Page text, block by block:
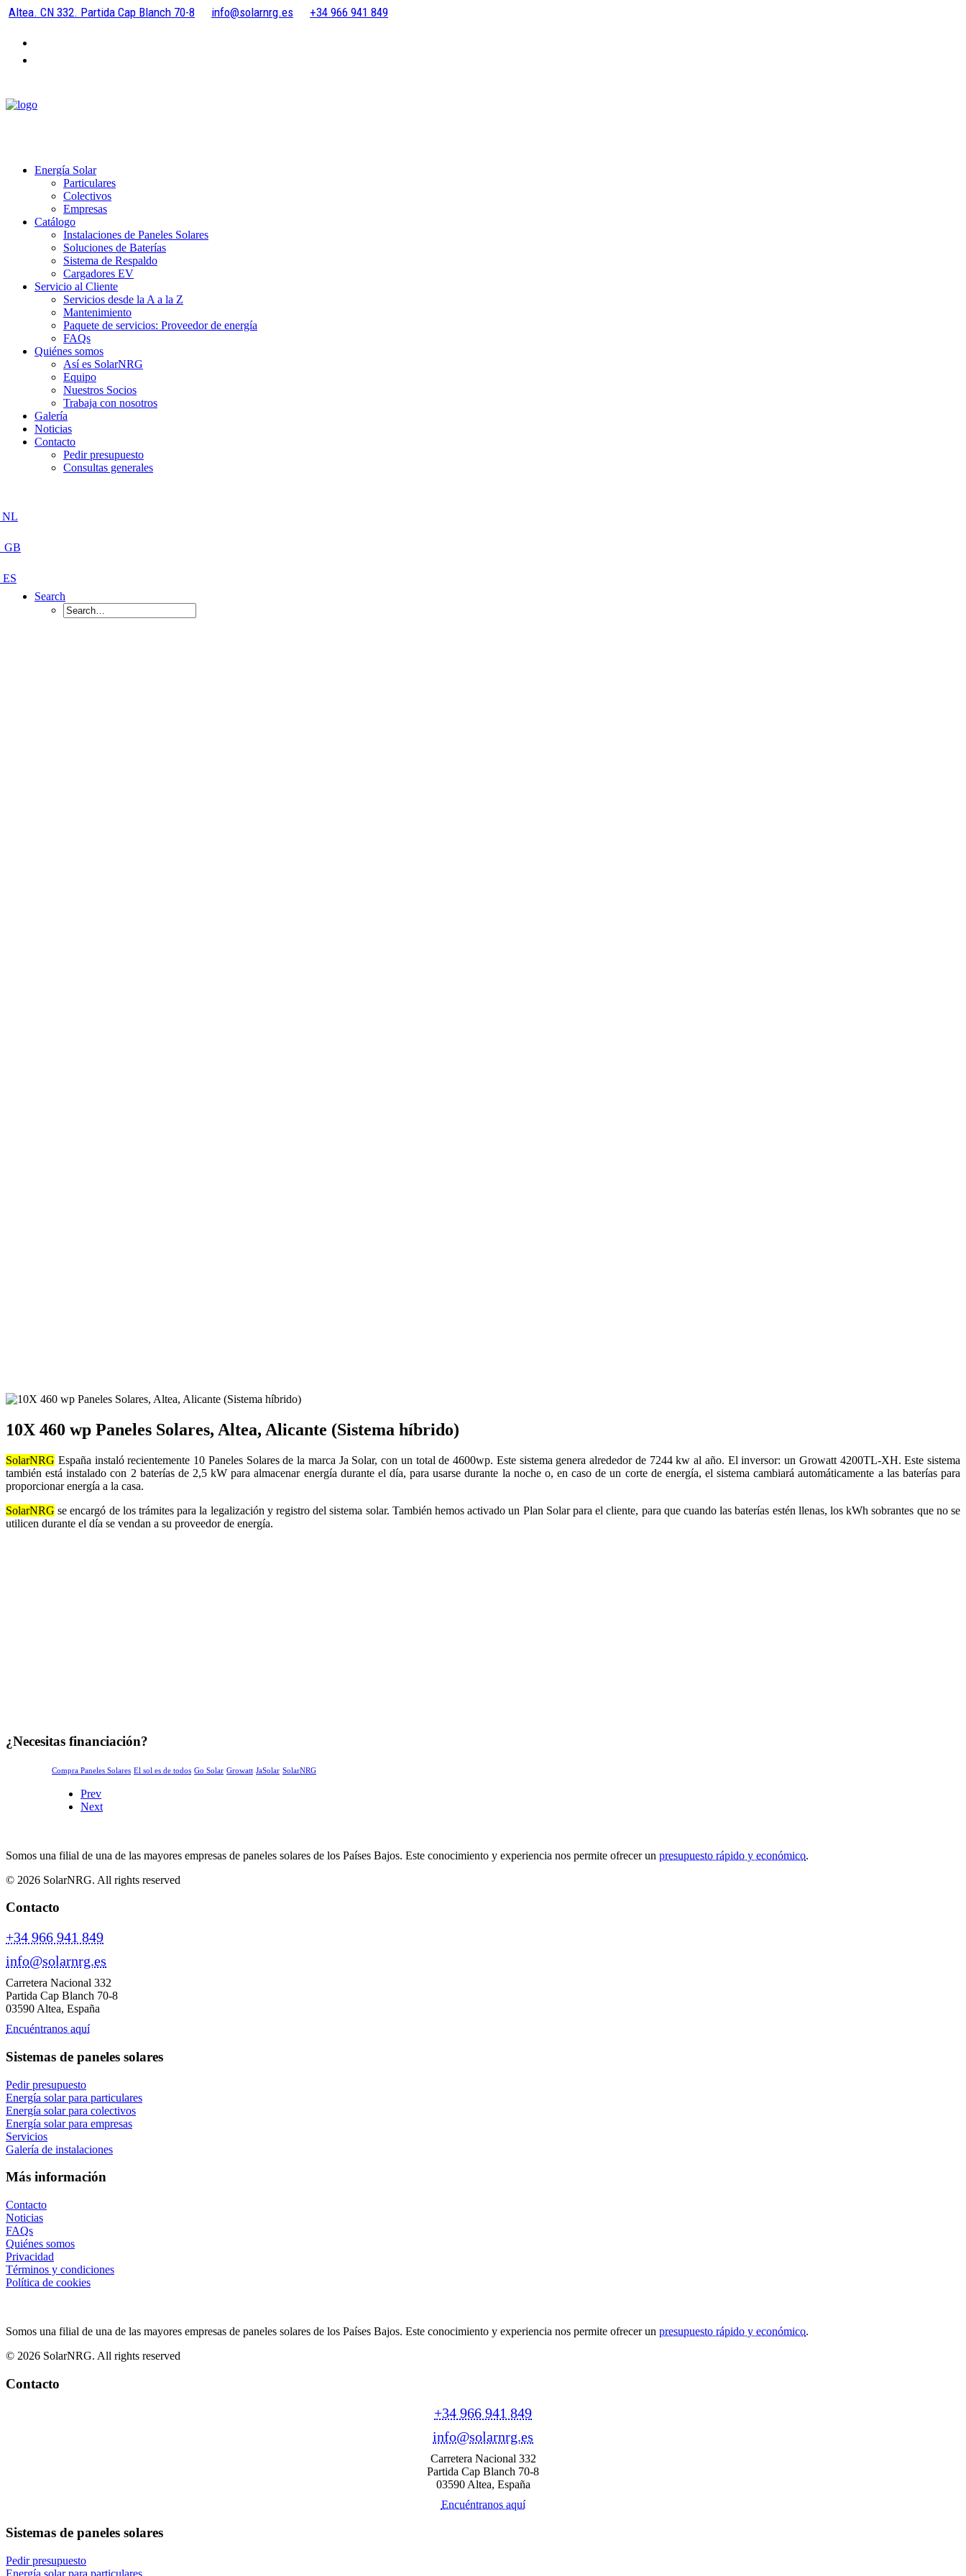
Altea. CN 332. Partida Cap Blanch 70-8 info@solarnrg.es +34 966 941 849
Energía Solar
Particulares
Colectivos
Empresas
Catálogo
Instalaciones de Paneles Solares
Soluciones de Baterías
Sistema de Respaldo
Cargadores EV
Servicio al Cliente
Servicios desde la A a la Z
Mantenimiento
Paquete de servicios: Proveedor de energía
FAQs
Quiénes somos
Así es SolarNRG
Equipo
Nuestros Socios
Trabaja con nosotros
Galería
Noticias
Contacto
Pedir presupuesto
Consultas generales
Search
10X 460 wp Paneles Solares, Altea, Alicante (Sistema híbrido)
SolarNRG España instaló recientemente 10 Paneles Solares de la marca Ja Solar, con un total de 4600wp. Este sistema genera alrededor de 7244 kw al año. El inversor: un Growatt 4200TL-XH. Este sistema
también está instalado con 2 baterías de 2,5 kW para almacenar energía durante el día, para usarse durante la noche o, en caso de un corte de energía, el sistema cambiará automáticamente a las baterías para
proporcionar energía a la casa.
SolarNRG se encargó de los trámites para la legalización y registro del sistema solar. También hemos activado un Plan Solar para el cliente, para que cuando las baterías estén llenas, los kWh sobrantes que no se
utilicen durante el día se vendan a su proveedor de energía.
¿Necesitas financiación?
Compra Paneles Solares El sol es de todos Go Solar Growatt JaSolar SolarNRG
Prev
Next
Somos una filial de una de las mayores empresas de paneles solares de los Países Bajos. Este conocimiento y experiencia nos permite ofrecer un presupuesto rápido y económico.
© 2026 SolarNRG. All rights reserved
Contacto
+34 966 941 849
info@solarnrg.es
Carretera Nacional 332
Partida Cap Blanch 70-8
03590 Altea, España
Encuéntranos aquí
Sistemas de paneles solares
Pedir presupuesto
Energía solar para particulares
Energía solar para colectivos
Energía solar para empresas
Servicios
Galería de instalaciones
Más información
Contacto
Noticias
FAQs
Quiénes somos
Privacidad
Términos y condiciones
Política de cookies
Somos una filial de una de las mayores empresas de paneles solares de los Países Bajos. Este conocimiento y experiencia nos permite ofrecer un presupuesto rápido y económico.
© 2026 SolarNRG. All rights reserved
Contacto
+34 966 941 849
info@solarnrg.es
Carretera Nacional 332
Partida Cap Blanch 70-8
03590 Altea, España
Encuéntranos aquí
Sistemas de paneles solares
Pedir presupuesto
Energía solar para particulares